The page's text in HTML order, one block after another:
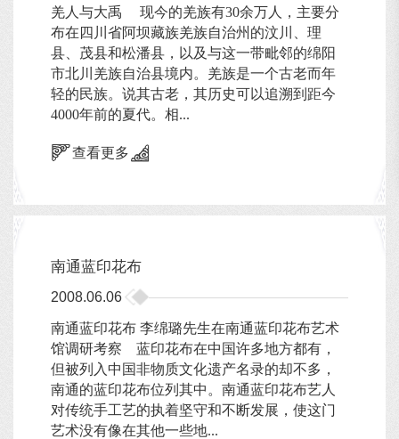
羌人与大禹 现今的羌族有30余万人，主要分
布在四川省阿坝藏族羌族自治州的汶川、理
县、茂县和松潘县，以及与这一带毗邻的绵阳
市北川羌族自治县境内。羌族是一个古老而年
轻的民族。说其古老，其历史可以追溯到距今
4000年前的夏代。相...
查看更多
南通蓝印花布
2008.06.06
南通蓝印花布 李绵璐先生在南通蓝印花布艺术
馆调研考察 蓝印花布在中国许多地方都有，
但被列入中国非物质文化遗产名录的却不多，
南通的蓝印花布位列其中。南通蓝印花布艺人
对传统手工艺的执着坚守和不断发展，使这门
艺术没有像在其他一些地...